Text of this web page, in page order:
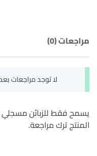
مراجعات (0)
لا توجد مراجعات
يسمح فقط للزبائن مسجلي
المنتج ترك مراجعة.